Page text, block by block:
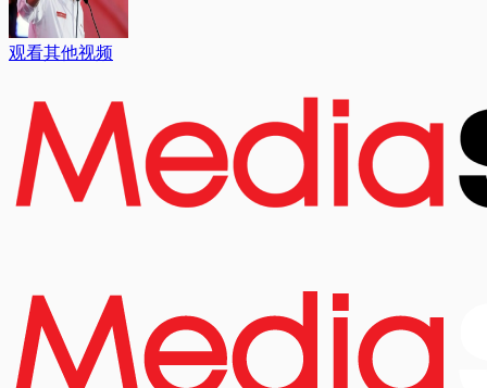
观看其他视频